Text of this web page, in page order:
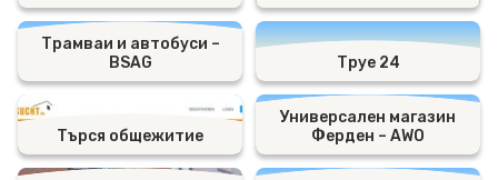
Трамваи и автобуси –
BSAG
Труе 24
Търся общежитие
Универсален магазин
Ферден – AWO